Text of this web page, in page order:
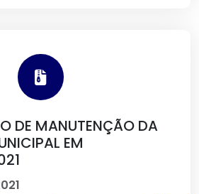
DE MANUTENÇÃO DA
EM